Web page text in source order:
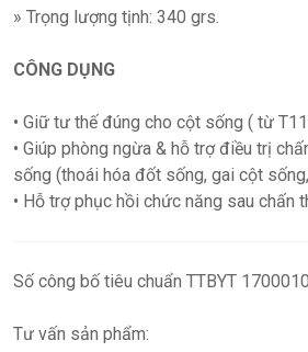
» Trọng lượng tịnh: 340 grs.
CÔNG DỤNG
• Giữ tư thế đúng cho cột sống ( từ
• Giúp phòng ngừa & hỗ trợ điều trị
sống (thoái hóa đốt sống, gai cột
• Hỗ trợ phục hồi chức năng sau chấn
Số công bố tiêu chuẩn TTBYT
Tư vấn sản phẩm: